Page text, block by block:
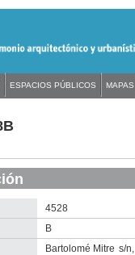
4528
B
Bartolomé Mitre s/n,
ESPACIOS PÚBLICOS MAPAS